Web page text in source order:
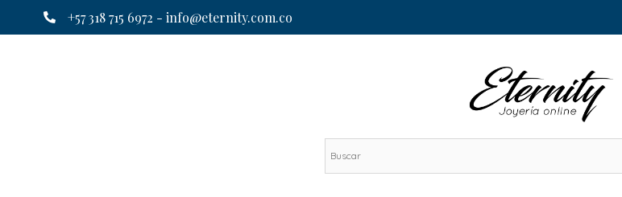
+57 318 715 6972 - info@eternity.com.co